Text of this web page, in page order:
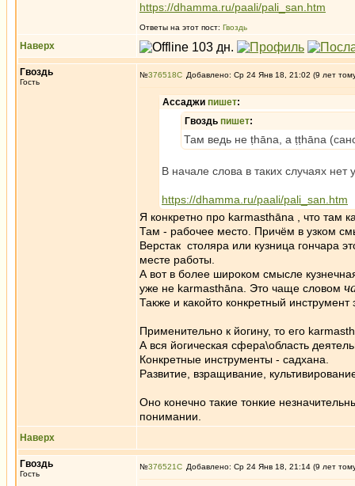
https://dhamma.ru/paali/pali_san.htm
Ответы на этот пост: Гвоздь
Наверх
Гвоздь
Гость
№376518 Добавлено: Ср 24 Янв 18, 21:02 (9 лет
Ассаджи пишет:
Гвоздь пишет:
Там ведь не ṭhāna, а ṭṭhāna
В начале слова в таких случаях нет
https://dhamma.ru/paali/pali_san.htm
Я конкретно про karmasthāna , что там
Там - рабочее место. Причём в узком
Верстак столяра или кузница гончара
месте работы.
А вот в более широком смысле
уже не karmasthāna. Это чаще словом
Также и какойто конкретный
Применительно к йогину, то его
А вся йогическая сфера\область
Конкретные инструменты - садхана.
Развитие, взращивание,
Оно конечно такие тонкие
понимании.
Наверх
Гвоздь
Гость
№376521 Добавлено: Ср 24 Янв 18, 21:14 (9 лет